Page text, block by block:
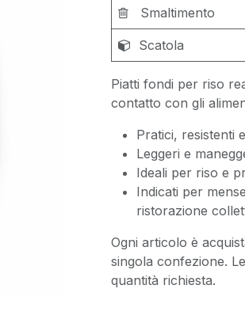
Smaltimento
Scatola
Piatti fondi per riso
contatto con gli
Pratici, resistenti
Leggeri e
Ideali per riso e
Indicati per
ristorazione
Ogni articolo è
singola confezione.
quantità richiesta.